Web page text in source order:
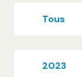
Tous
2023